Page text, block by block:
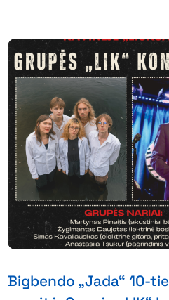
Bigbendo „Jada“ 10-